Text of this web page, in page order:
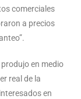
comerciales
a precios
en medio
real de la
en